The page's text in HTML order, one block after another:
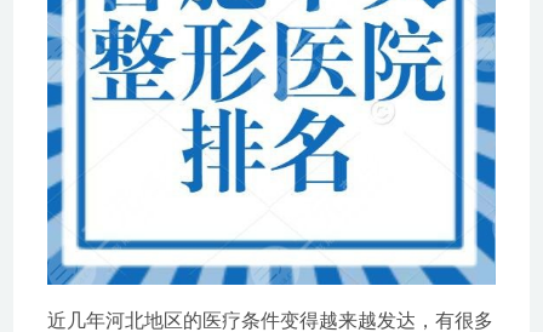
近几年河北地区的医疗条件变得越来越发达，有很多